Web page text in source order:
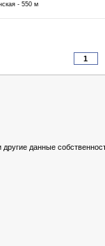
- 550 м
данные